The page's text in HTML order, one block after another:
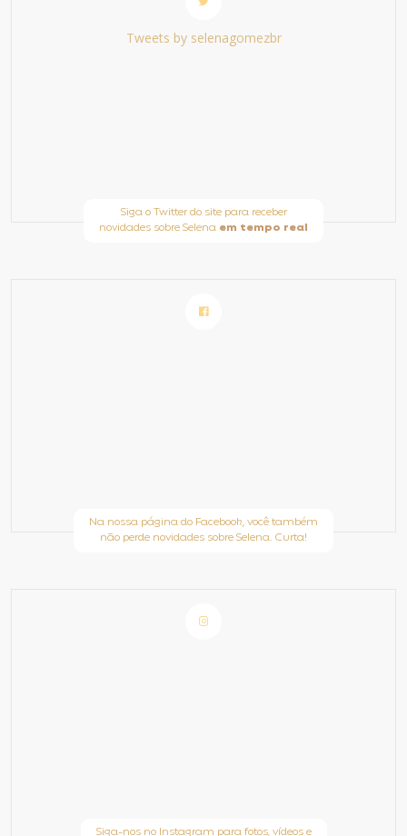
Tweets by selenagomezbr
Siga o Twitter do site para receber
novidades sobre Selena em tempo real
Na nossa página do Facebook, você também
não perde novidades sobre Selena. Curta!
Siga-nos no Instagram para fotos, vídeos e